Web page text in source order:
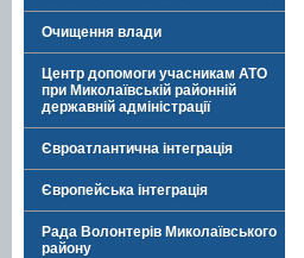
Очищення влади
Центр допомоги учасникам АТО
при Миколаївській районній
державній адміністрації
Євроатлантична інтеграція
Європейська інтеграція
Рада Волонтерів Миколаївського
району